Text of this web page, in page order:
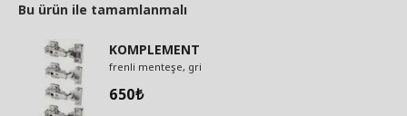
Bu ürün ile tamamlanmalı
KOMPLEMENT
frenli menteşe, gri
650₺